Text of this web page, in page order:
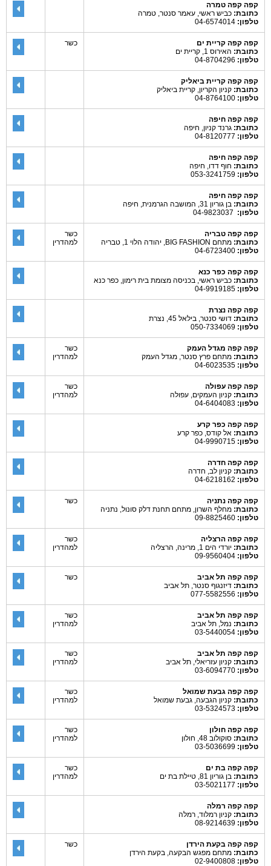
קפה קפה טמרה
כתובת: כביש ראשי, עאמר סנטר, טמרה
טלפון:
קפה קפה קריית ים
כתובת: האירוס 1, קריית ים
טלפון:
כשר
קפה קפה קריית ביאליק
כתובת: קניון הקריון, קריית ביאליק
טלפון:
קפה קפה חיפה
כתובת: גרנד קניון, חיפה
טלפון:
קפה קפה חיפה
כתובת: חוף דדו, חיפה
טלפון:
קפה קפה חיפה
כתובת: בן גוריון 31, המושבה הגרמנית, חיפה
טלפון:
קפה קפה טבריה
כתובת: מתחם BIG FASHION, יהודה הלוי 1, טבריה
טלפון:
כשר
למהדרין
קפה קפה כפר כנא
כתובת: כביש ראשי, בכניסה מצומת בית רימון, כפר כנא
טלפון:
קפה קפה נצרת
כתובת: דושי סנטר, בילאל 45, נצרת
טלפון:
קפה קפה מגדל העמק
כתובת: מתחם פרץ סנטר, מגדל העמק
טלפון:
כשר
למהדרין
קפה קפה עפולה
כתובת: קניון העמקים, עפולה
טלפון:
כשר
למהדרין
קפה קפה כפר קרע
כתובת: אל קודס, כפר קרע
טלפון:
קפה קפה חדרה
כתובת: קניון לב, חדרה
טלפון:
קפה קפה נתניה
כתובת: מחלף השרון, מתחם תחנת דלק סונול, נתניה
טלפון:
כשר
קפה קפה הרצליה
כתובת: יורדי הים 1, מרינה, הרצליה
טלפון:
כשר
למהדרין
קפה קפה תל אביב
כתובת: דיזנגוף סנטר, תל אביב
טלפון:
כשר
קפה קפה תל אביב
כתובת: נמל, תל אביב
טלפון:
כשר
למהדרין
קפה קפה תל אביב
כתובת: קניון עזריאלי, תל אביב
טלפון:
כשר
למהדרין
קפה קפה גבעת שמואל
כתובת: קניון הגבעה, גבעת שמואל
טלפון:
כשר
למהדרין
קפה קפה חולון
כתובת: סוקולוב 48, חולון
טלפון:
כשר
למהדרין
קפה קפה בת ים
כתובת: בן גוריון 81, טיילת בת ים
טלפון:
כשר
למהדרין
קפה קפה רמלה
כתובת: קניון רמלוד, רמלה
טלפון:
קפה קפה בקעת הירדן
כתובת: מתחם מפגש הבקעה, בקעת הירדן
טלפון:
כשר